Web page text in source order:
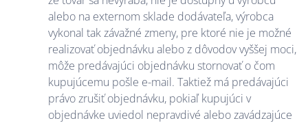
alebo na externom sklade dodávateľa, výrobca
vykonal tak závažné zmeny, pre ktoré nie je možné
realizovať objednávku alebo z dôvodov vyššej moci,
môže predávajúci objednávku stornovať o čom
kupujúcemu pošle e-mail. Taktiež má predávajúci
právo zrušiť objednávku, pokiaľ kupujúci v
objednávke uviedol nepravdivé alebo zavádzajúce